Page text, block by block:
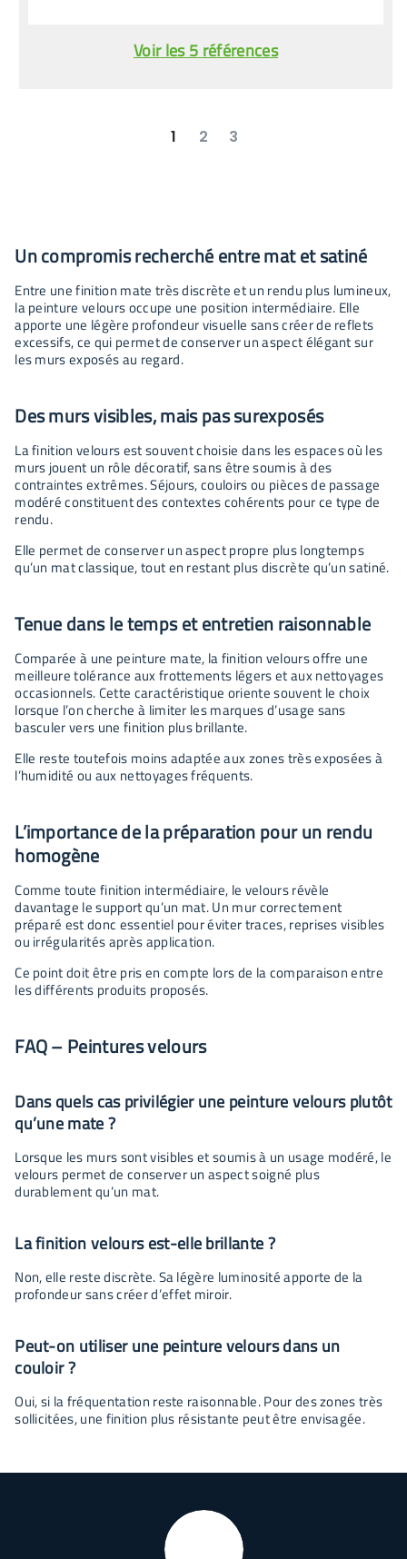
Voir les 5 références
1 2 3
Un compromis recherché entre mat et satiné
Entre une finition mate très discrète et un rendu plus lumineux,
la peinture velours occupe une position intermédiaire. Elle
apporte une légère profondeur visuelle sans créer de reflets
excessifs, ce qui permet de conserver un aspect élégant sur
les murs exposés au regard.
Des murs visibles, mais pas surexposés
La finition velours est souvent choisie dans les espaces où les
murs jouent un rôle décoratif, sans être soumis à des
contraintes extrêmes. Séjours, couloirs ou pièces de passage
modéré constituent des contextes cohérents pour ce type de
rendu.
Elle permet de conserver un aspect propre plus longtemps
qu’un mat classique, tout en restant plus discrète qu’un satiné.
Tenue dans le temps et entretien raisonnable
Comparée à une peinture mate, la finition velours offre une
meilleure tolérance aux frottements légers et aux nettoyages
occasionnels. Cette caractéristique oriente souvent le choix
lorsque l’on cherche à limiter les marques d’usage sans
basculer vers une finition plus brillante.
Elle reste toutefois moins adaptée aux zones très exposées à
l’humidité ou aux nettoyages fréquents.
L’importance de la préparation pour un rendu
homogène
Comme toute finition intermédiaire, le velours révèle
davantage le support qu’un mat. Un mur correctement
préparé est donc essentiel pour éviter traces, reprises visibles
ou irrégularités après application.
Ce point doit être pris en compte lors de la comparaison entre
les différents produits proposés.
FAQ – Peintures velours
Dans quels cas privilégier une peinture velours plutôt
qu’une mate ?
Lorsque les murs sont visibles et soumis à un usage modéré, le
velours permet de conserver un aspect soigné plus
durablement qu’un mat.
La finition velours est-elle brillante ?
Non, elle reste discrète. Sa légère luminosité apporte de la
profondeur sans créer d’effet miroir.
Peut-on utiliser une peinture velours dans un
couloir ?
Oui, si la fréquentation reste raisonnable. Pour des zones très
sollicitées, une finition plus résistante peut être envisagée.